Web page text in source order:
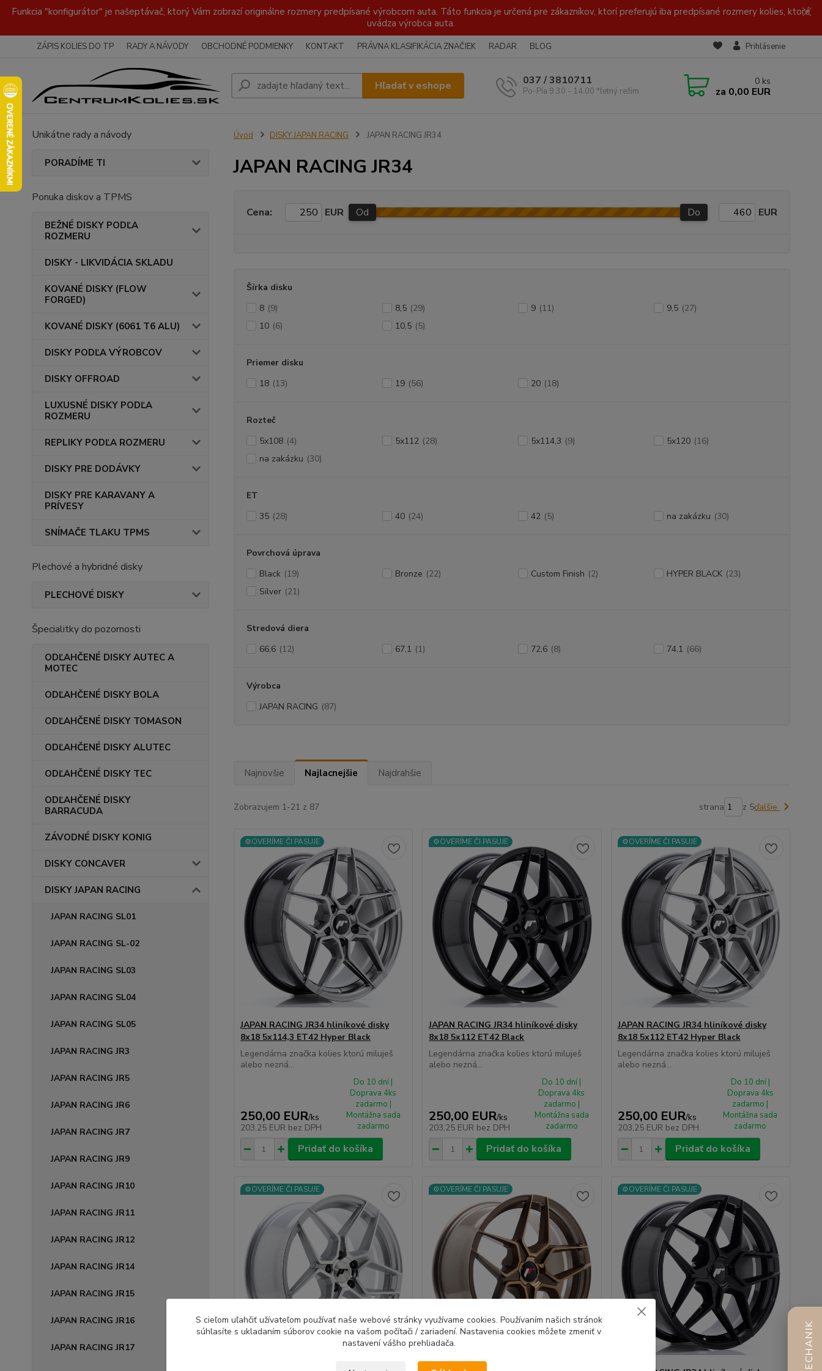
Funkcia "konfigurátor" je našeptávač, ktorý Vám zobrazí originálne rozmery predpísané výrobcom auta. Táto funkcia je určená pre zákazníkov, ktorí preferujú iba predpísané rozmery kolies, ktoré
uvádza výrobca auta.
ZÁPIS KOLIES DO TP RADY A NÁVODY OBCHODNÉ PODMIENKY KONTAKT PRÁVNA KLASIFIKÁCIA ZNAČIEK RADAR BLOG Prihlásenie
Hľadať v eshope 037 / 3810711
Po-Pia 9.30 - 14.00 *letný režim
0 ks
za 0,00 EUR
Unikátne rady a návody
PORADÍME TI
Ponuka diskov a TPMS
BEŽNÉ DISKY PODĽA
ROZMERU
DISKY - LIKVIDÁCIA SKLADU
KOVANÉ DISKY (FLOW
FORGED)
KOVANÉ DISKY (6061 T6 ALU)
DISKY PODĽA VÝROBCOV
DISKY OFFROAD
LUXUSNÉ DISKY PODĽA
ROZMERU
REPLIKY PODĽA ROZMERU
DISKY PRE DODÁVKY
DISKY PRE KARAVANY A
PRÍVESY
SNÍMAČE TLAKU TPMS
Plechové a hybridné disky
PLECHOVÉ DISKY
Špecialitky do pozornosti
ODĽAHČENÉ DISKY AUTEC A
MOTEC
ODĽAHČENÉ DISKY BOLA
ODĽAHČENÉ DISKY TOMASON
ODĽAHČENÉ DISKY ALUTEC
ODĽAHČENÉ DISKY TEC
ODĽAHČENÉ DISKY
BARRACUDA
ZÁVODNÉ DISKY KONIG
DISKY CONCAVER
DISKY JAPAN RACING
JAPAN RACING SL01
JAPAN RACING SL-02
JAPAN RACING SL03
JAPAN RACING SL04
JAPAN RACING SL05
JAPAN RACING JR3
JAPAN RACING JR5
JAPAN RACING JR6
JAPAN RACING JR7
JAPAN RACING JR9
JAPAN RACING JR10
JAPAN RACING JR11
JAPAN RACING JR12
JAPAN RACING JR14
JAPAN RACING JR15
JAPAN RACING JR16
JAPAN RACING JR17
Úvod DISKY JAPAN RACING JAPAN RACING JR34
JAPAN RACING JR34
Cena: EUR Od Do EUR
Šírka disku
8 (9) 8,5 (29) 9 (11) 9,5 (27)
10 (6) 10,5 (5)
Priemer disku
18 (13) 19 (56) 20 (18)
Rozteč
5x108 (4) 5x112 (28) 5x114,3 (9) 5x120 (16)
na zakázku (30)
ET
35 (28) 40 (24) 42 (5) na zakázku (30)
Povrchová úprava
Black (19) Bronze (22) Custom Finish (2) HYPER BLACK (23)
Silver (21)
Stredová diera
66,6 (12) 67,1 (1) 72,6 (8) 74,1 (66)
Výrobca
JAPAN RACING (87)
Najnovšie Najlacnejšie Najdrahšie
Zobrazujem 1-21 z 87 strana z 5ďalšie
⚙️OVERÍME ČI PASUJE
JAPAN RACING JR34 hliníkové disky
8x18 5x114,3 ET42 Hyper Black
Legendárna značka kolies ktorú miluješ
alebo nezná...
250,00 EUR/ks
203,25 EUR bez DPH
Do 10 dní |
Doprava 4ks
zadarmo |
Montážna sada
zadarmo
Pridať do košíka
⚙️OVERÍME ČI PASUJE
JAPAN RACING JR34 hliníkové disky
8x18 5x112 ET42 Black
Legendárna značka kolies ktorú miluješ
alebo nezná...
250,00 EUR/ks
203,25 EUR bez DPH
Do 10 dní |
Doprava 4ks
zadarmo |
Montážna sada
zadarmo
Pridať do košíka
⚙️OVERÍME ČI PASUJE
JAPAN RACING JR34 hliníkové disky
8x18 5x112 ET42 Hyper Black
Legendárna značka kolies ktorú miluješ
alebo nezná...
250,00 EUR/ks
203,25 EUR bez DPH
Do 10 dní |
Doprava 4ks
zadarmo |
Montážna sada
zadarmo
Pridať do košíka
⚙️OVERÍME ČI PASUJE ⚙️OVERÍME ČI PASUJE ⚙️OVERÍME ČI PASUJE
S cieľom uľahčiť užívateľom používať naše webové stránky využívame cookies. Používaním našich stránok
súhlasíte s ukladaním súborov cookie na vašom počítači / zariadení. Nastavenia cookies môžete zmeniť v
nastavení vášho prehliadača.